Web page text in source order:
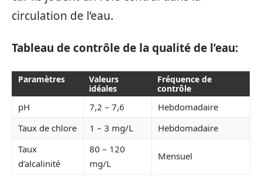
circulation de l’eau.
Tableau de contrôle de la qualité de l’eau:
Paramètres
Valeurs
idéales
Fréquence de
contrôle
pH 7,2 – 7,6
Hebdomadaire
Taux de chlore
1 – 3 mg/L
Hebdomadaire
Taux
d’alcalinité
80 – 120
mg/L
Mensuel